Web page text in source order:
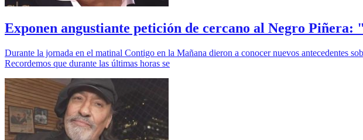
Exponen angustiante petición de cercano al Negro Piñera:
Durante la jornada en el matinal Contigo en la Mañana dieron a conocer nuevos antecedentes
Recordemos que durante las últimas horas se